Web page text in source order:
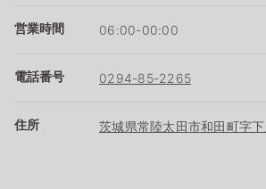
営業時間 06:00-00:00
電話番号 0294-85-2265
住所 茨城県常陸太田市和田町字